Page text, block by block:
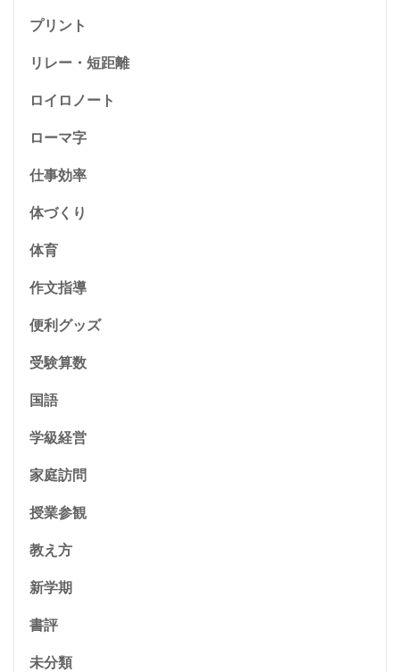
プリント
リレー・短距離
ロイロノート
ローマ字
仕事効率
体づくり
体育
作文指導
便利グッズ
受験算数
国語
学級経営
家庭訪問
授業参観
教え方
新学期
書評
未分類